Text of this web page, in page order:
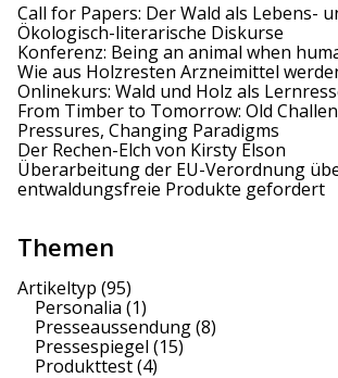
Call for Papers: Der Wald als Lebens-
Ökologisch-literarische Diskurse
Konferenz: Being an animal when
Wie aus Holzresten Arzneimittel
Onlinekurs: Wald und Holz als
From Timber to Tomorrow: Old
Pressures, Changing Paradigms
Der Rechen-Elch von Kirsty Elson
Überarbeitung der EU-Verordnung
entwaldungsfreie Produkte gefordert
Themen
Artikeltyp (95)
Personalia (1)
Presseaussendung(8)
Pressespiegel (15)
Produkttest(4)